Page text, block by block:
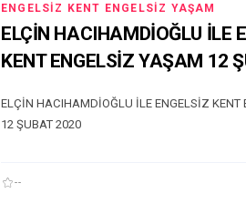
ENGELSIZ KENT ENGELSIZ YAŞAM
ELÇİN HACIHAMDİOĞLU İLE
KENT ENGELSİZ YAŞAM 12
ELÇİN HACIHAMDİOĞLU İLE ENGELSİZ KENT
12 ŞUBAT 2020
--